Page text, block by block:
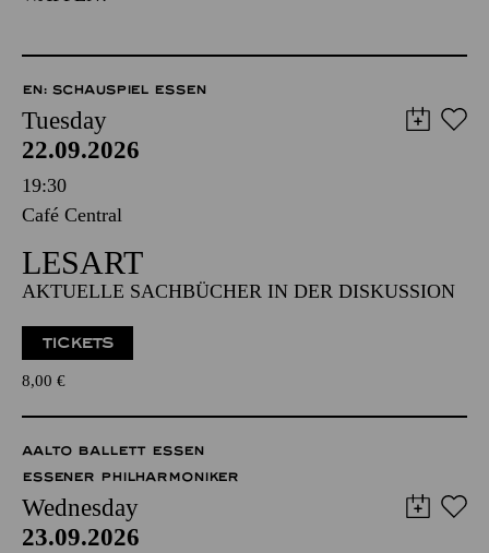
EN: SCHAUSPIEL ESSEN
Tuesday
22.09.2026
19:30
Café Central
LESART
AKTUELLE SACHBÜCHER IN DER DISKUSSION
TICKETS
8,00 €
AALTO BALLETT ESSEN
ESSENER PHILHARMONIKER
Wednesday
23.09.2026